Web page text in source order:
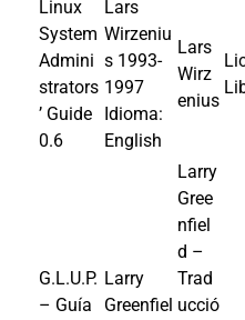
Linux
System
Admini
strators
’ Guide
0.6
Lars
Wirzeniu
s 1993-
1997
Idioma:
English
Lars
Wirz
enius
G.L.U.P.
– Guía
Larry
Greenfiel
Larry
Gree
nfiel
d –
Trad
ucció